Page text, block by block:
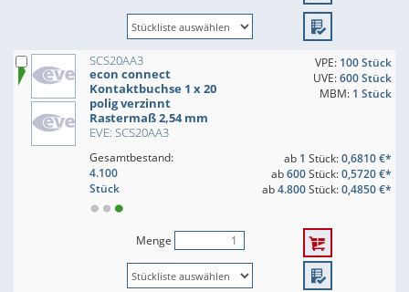
SCS20AA3
econ connect
Kontaktbuchse 1 x 20
polig verzinnt
Rastermaß 2,54 mm
EVE: SCS20AA3
VPE: 100 Stück
UVE:600 Stück
MBM: 1 Stück
Gesamtbestand:
4.100
Stück
ab 1 Stück:0,6810 €*
ab600Stück:0,5720 €*
ab4.800Stück:0,4850 €*
Menge